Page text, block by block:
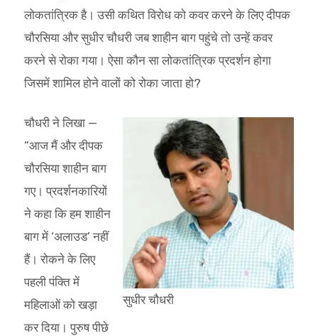
लोकतांत्रिक है। उसी कथित विरोध को कवर करने के लिए दीपक
चौरसिया और सुधीर चौधरी जब शाहीन बाग पहुंचे तो उन्हें कवर
करने से रोका गया। ऐसा कौन सा लोकतांत्रिक प्रदर्शन होगा
जिसमें शामिल होने वालों को रोका जाता हो?
सुधीर चौधरी
चौधरी ने लिखा —
”आज मैं और दीपक
चौरसिया शाहीन बाग
गए। प्रदर्शनकारियों
ने कहा कि हम शाहीन
बाग में ‘अलाउड’ नहीं
हैं। रोकने के लिए
पहली पंक्ति में
महिलाओं को खड़ा
कर दिया। पुरुष पीछे